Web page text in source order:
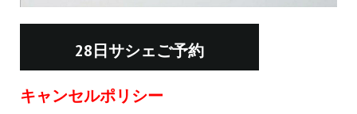
28日サシェご予約
キャンセルポリシー